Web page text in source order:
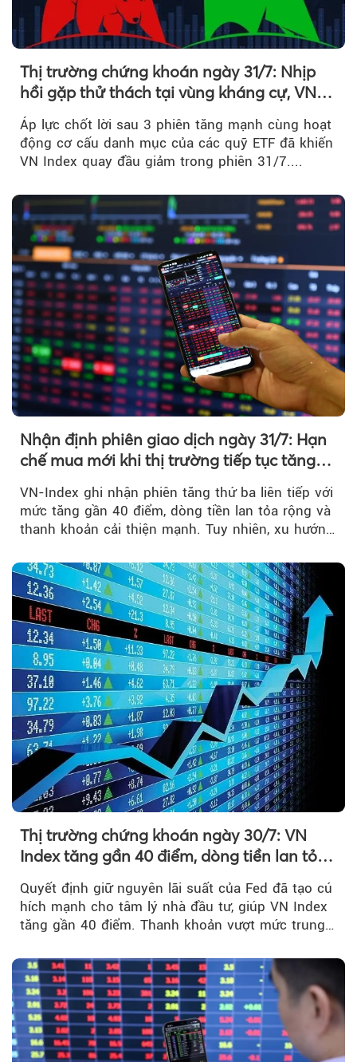
Thị trường chứng khoán ngày 31/7: Nhịp
hồi gặp thử thách tại vùng kháng cự, VN
Index giảm gần 9 điểm trong phiên cuối...
Áp lực chốt lời sau 3 phiên tăng mạnh cùng hoạt
động cơ cấu danh mục của các quỹ ETF đã khiến
VN Index quay đầu giảm trong phiên 31/7....
Nhận định phiên giao dịch ngày 31/7: Hạn
chế mua mới khi thị trường tiếp tục tăng
VN-Index ghi nhận phiên tăng thứ ba liên tiếp với
mức tăng gần 40 điểm, dòng tiền lan tỏa rộng và
thanh khoản cải thiện mạnh. Tuy nhiên, xu hướng
Thị trường chứng khoán ngày 30/7: VN
Index tăng gần 40 điểm, dòng tiền lan tỏa
mạnh sau tín hiệu tích cực từ Fed
Quyết định giữ nguyên lãi suất của Fed đã tạo cú
hích mạnh cho tâm lý nhà đầu tư, giúp VN Index
tăng gần 40 điểm. Thanh khoản vượt mức trung